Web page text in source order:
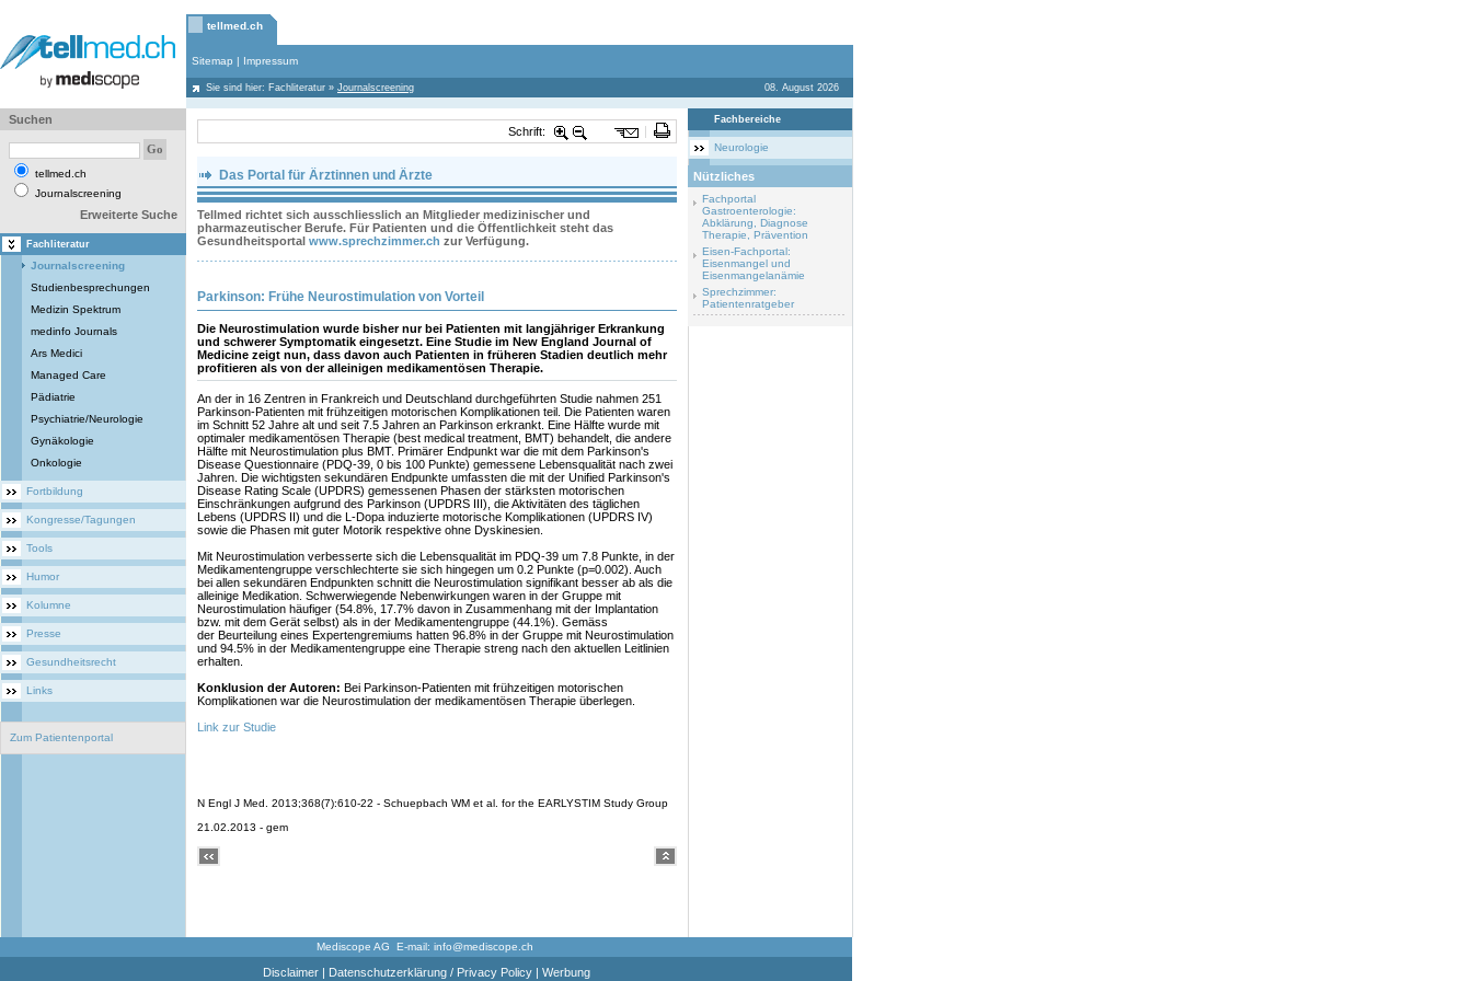
tellmed.ch
Sitemap | Impressum
Sie sind hier: Fachliteratur » Journalscreening 08. August 2026
Suchen
tellmed.ch
Journalscreening
Erweiterte Suche
Fachliteratur
Journalscreening
Studienbesprechungen
Medizin Spektrum
medinfo Journals
Ars Medici
Managed Care
Pädiatrie
Psychiatrie/Neurologie
Gynäkologie
Onkologie
Fortbildung
Kongresse/Tagungen
Tools
Humor
Kolumne
Presse
Gesundheitsrecht
Links
Zum Patientenportal
Schrift:
Das Portal für Ärztinnen und Ärzte
Tellmed richtet sich ausschliesslich an Mitglieder medizinischer und
pharmazeutischer Berufe. Für Patienten und die Öffentlichkeit steht das
Gesundheitsportal www.sprechzimmer.ch zur Verfügung.
Parkinson: Frühe Neurostimulation von Vorteil
Die Neurostimulation wurde bisher nur bei Patienten mit langjähriger Erkrankung
und schwerer Symptomatik eingesetzt. Eine Studie im New England Journal of
Medicine zeigt nun, dass davon auch Patienten in früheren Stadien deutlich mehr
profitieren als von der alleinigen medikamentösen Therapie.
An der in 16 Zentren in Frankreich und Deutschland durchgeführten Studie nahmen 251
Parkinson-Patienten mit frühzeitigen motorischen Komplikationen teil. Die Patienten waren
im Schnitt 52 Jahre alt und seit 7.5 Jahren an Parkinson erkrankt. Eine Hälfte wurde mit
optimaler medikamentösen Therapie (best medical treatment, BMT) behandelt, die andere
Hälfte mit Neurostimulation plus BMT. Primärer Endpunkt war die mit dem Parkinson's
Disease Questionnaire (PDQ-39, 0 bis 100 Punkte) gemessene Lebensqualität nach zwei
Jahren. Die wichtigsten sekundären Endpunkte umfassten die mit der Unified Parkinson's
Disease Rating Scale (UPDRS) gemessenen Phasen der stärksten motorischen
Einschränkungen aufgrund des Parkinson (UPDRS III), die Aktivitäten des täglichen
Lebens (UPDRS II) und die L-Dopa induzierte motorische Komplikationen (UPDRS IV)
sowie die Phasen mit guter Motorik respektive ohne Dyskinesien.
Mit Neurostimulation verbesserte sich die Lebensqualität im PDQ-39 um 7.8 Punkte, in der
Medikamentengruppe verschlechterte sie sich hingegen um 0.2 Punkte (p=0.002). Auch
bei allen sekundären Endpunkten schnitt die Neurostimulation signifikant besser ab als die
alleinige Medikation. Schwerwiegende Nebenwirkungen waren in der Gruppe mit
Neurostimulation häufiger (54.8%, 17.7% davon in Zusammenhang mit der Implantation
bzw. mit dem Gerät selbst) als in der Medikamentengruppe (44.1%). Gemäss
der Beurteilung eines Expertengremiums hatten 96.8% in der Gruppe mit Neurostimulation
und 94.5% in der Medikamentengruppe eine Therapie streng nach den aktuellen Leitlinien
erhalten.
Konklusion der Autoren: Bei Parkinson-Patienten mit frühzeitigen motorischen
Komplikationen war die Neurostimulation der medikamentösen Therapie überlegen.
Link zur Studie
N Engl J Med. 2013;368(7):610-22 - Schuepbach WM et al. for the EARLYSTIM Study Group
21.02.2013 - gem
Fachbereiche
Neurologie
Nützliches
Fachportal
Gastroenterologie:
Abklärung, Diagnose
Therapie, Prävention
Eisen-Fachportal:
Eisenmangel und
Eisenmangelanämie
Sprechzimmer:
Patientenratgeber
Mediscope AG E-mail: info@mediscope.ch
Disclaimer| Datenschutzerklärung / Privacy Policy| Werbung